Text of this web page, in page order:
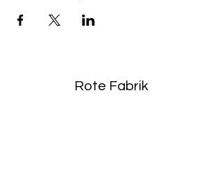
Rote Fabrik